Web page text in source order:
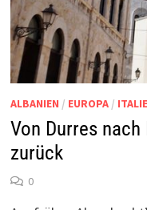
ALBANIEN / EUROPA/
Von Durres
zurück
0